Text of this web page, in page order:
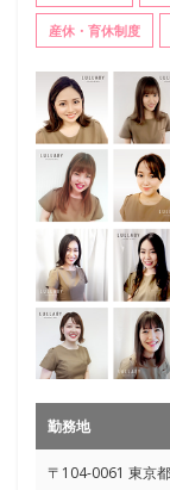
産休・育休制度
勤務地
〒104-0061 東京